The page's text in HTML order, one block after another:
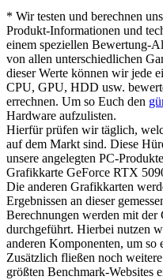
* Wir testen und berechnen
Produkt-Informationen und
einem speziellen Bewertung-
von allen unterschiedlichen
dieser Werte können wir jede
CPU, GPU, HDD usw.
errechnen. Um so Euch den
Hardware aufzulisten.
Hierfür prüfen wir täglich,
auf dem Markt sind. Diese
unsere angelegten PC-
Grafikkarte GeForce RTX
Die anderen Grafikkarten
Ergebnissen an dieser
Berechnungen werden mit
durchgeführt. Hierbei nutzen
anderen Komponenten, um so
Zusätzlich fließen noch
größten Benchmark-Websites